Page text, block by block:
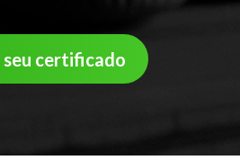
seu certificado